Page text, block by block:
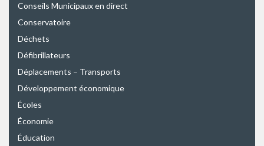
Conseils Municipaux en direct
Conservatoire
Déchets
Défibrillateurs
Déplacements – Transports
Développement économique
Écoles
Économie
Éducation